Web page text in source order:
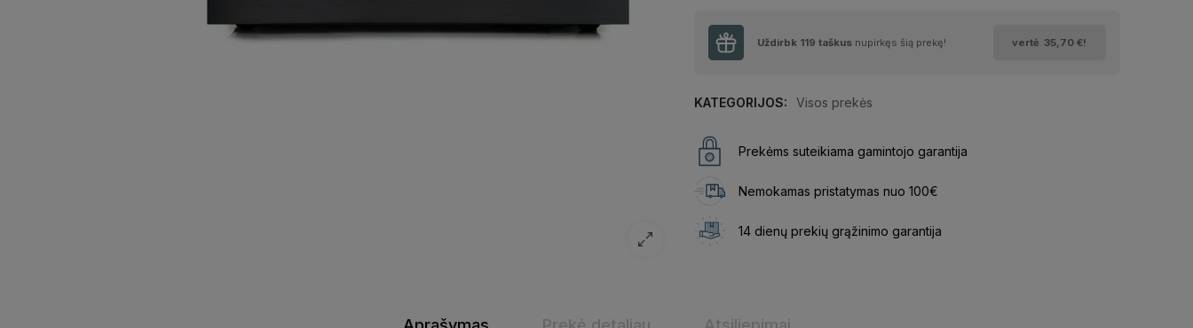
Uždirbk 119 taškus nupirkęs šią prekę! vertė 35,70 €!
KATEGORIJOS: Visos prekės
Prekėms suteikiama gamintojo garantija
Nemokamas pristatymas nuo 100€
14 dienų prekių grąžinimo garantija